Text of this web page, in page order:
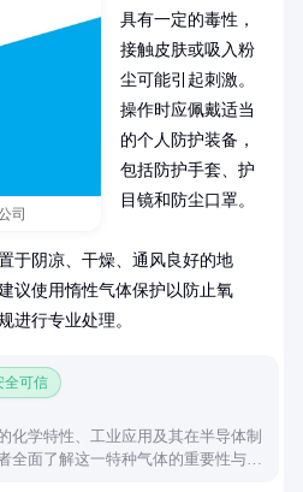
司
具有一定的毒性，
接触皮肤或吸入粉
尘可能引起刺激。
操作时应佩戴适当
的个人防护装备，
包括防护手套、护
目镜和防尘口罩。
于阴凉、干燥、通风良好的地
议使用惰性气体保护以防止氧
进行专业处理。
全可信
化学特性、工业应用及其在半导体制
全面了解这一特种气体的重要性与使